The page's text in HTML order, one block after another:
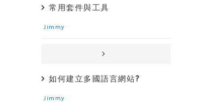
常用套件與工具
Jimmy
如何建立多國語言網站?
Jimmy